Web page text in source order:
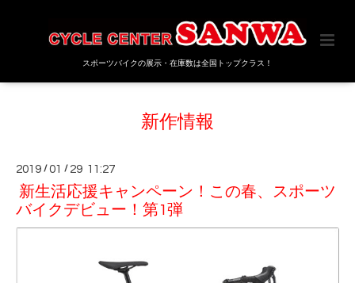
スポーツバイクの展示・在庫数は全国トップクラス！
新作情報
2019 /01 / 29 11:27
新生活応援キャンペーン！この春、スポーツ
バイクデビュー！第1弾